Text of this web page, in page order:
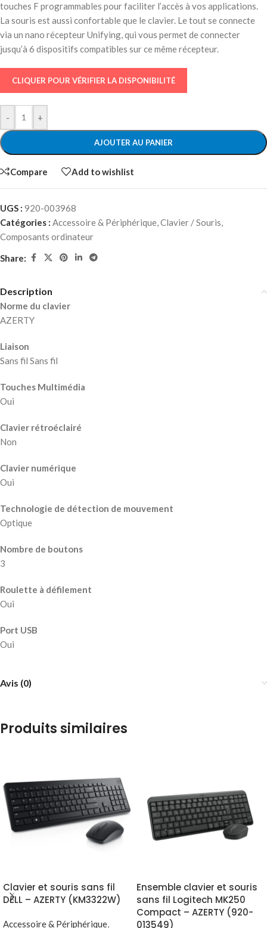
touches F programmables pour faciliter l’accès à vos applications.
La souris est aussi confortable que le clavier. Le tout se connecte
via un nano récepteur Unifying, qui vous permet de connecter
jusqu’à 6 dispositifs compatibles sur ce même récepteur.
CLIQUER POUR VÉRIFIER LA DISPONIBILITÉ
- +
AJOUTER AU PANIER
Compare Add to wishlist
UGS : 920-003968
Catégories : Accessoire & Périphérique,Clavier / Souris,
Composants ordinateur
Share:
Description
Norme du clavier
AZERTY
Liaison
Sans fil Sans fil
Touches Multimédia
Oui
Clavier rétroéclairé
Non
Clavier numérique
Oui
Technologie de détection de mouvement
Optique
Nombre de boutons
3
Roulette à défilement
Oui
Port USB
Oui
Avis (0)
Produits similaires
Clavier et souris sans fil
DELL – AZERTY (KM3322W)
Accessoire & Périphérique,
Ensemble clavier et souris
sans fil Logitech MK250
Compact – AZERTY (920-
013549)